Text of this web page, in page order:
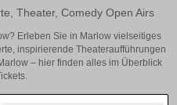
Theater, Comedy Open Airs
Erleben Sie in Marlow vielseitiges
inspirierende Theateraufführungen
– hier finden alles im Überblick